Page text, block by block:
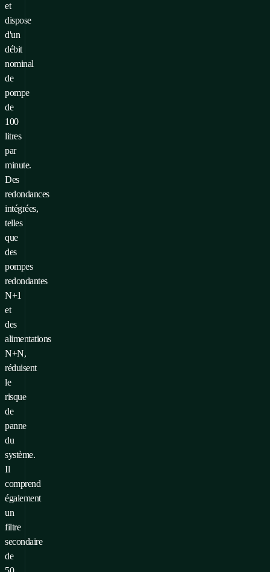
et
dispose
d'un
débit
nominal
de
pompe
de
100
litres
par
minute.
Des
redondances
intégrées,
telles
que
des
pompes
redondantes
N+1
et
des
alimentations
N+N,
réduisent
le
risque
de
panne
du
système.
Il
comprend
également
un
filtre
secondaire
de